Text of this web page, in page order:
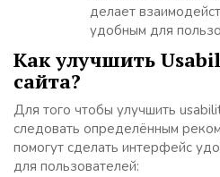
делает
удобным для
Как улучшить
сайта?
Для того чтобы улучшить
следовать определённым
помогут сделать интерфейс
для пользователей: